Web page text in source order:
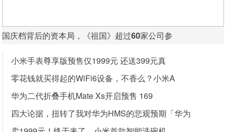
国庆档背后的资本局，《祖国》超过60家公司参
小米手表尊享版预售仅1999元 还送399元真
零花钱就买得起的WiFi6设备，不香么？小米A
华为二代折叠手机Mate Xs开启预售 169
四大论据，扭转了我对华为HMS的悲观预期「华为